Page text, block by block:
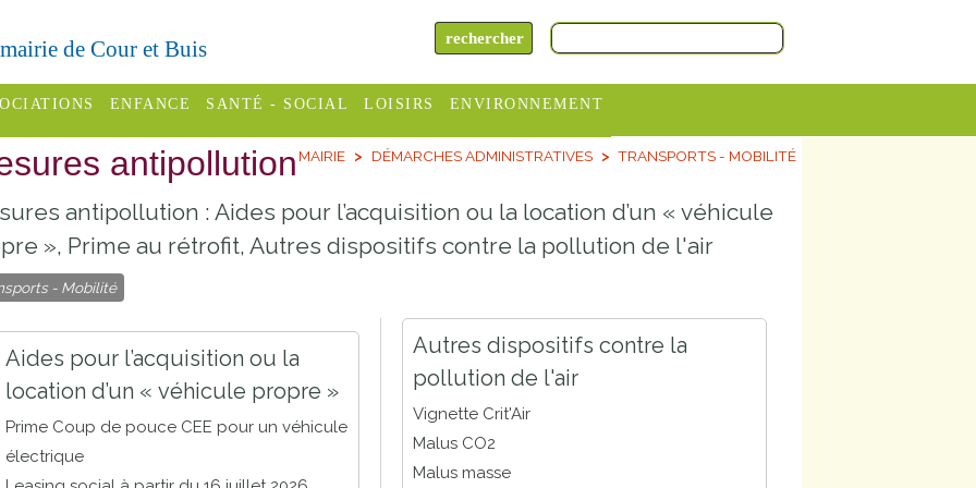
de Cour et Buis
des
Varèze
des
ENFANCE
Assistantes
Relais
assistante
maternelle
Pôle petite
enfance
SANTÉ - SOCIAL
Centres
ADMR
Conseil
Le SSIAD
LOISIRS
Offices
Cinémas
Sélection
d'activité
ENVIRONNEMENT
Horaires
Redevance
SITCOM
MAIRIE DÉMARCHES ADMINISTRATIVES TRANSPORTS - MOBILITÉ
antipollution
antipollution : Aides pour l’acquisition ou la location d’un « véhicule
», Prime au rétrofit, Autres dispositifs contre la pollution de l'air
- Mobilité
Aides pour l’acquisition ou la
location d’un « véhicule propre »
Prime Coup de pouce CEE pour un véhicule
électrique
Autres dispositifs contre la
pollution de l'air
Vignette Crit'Air
Malus CO2
Malus masse